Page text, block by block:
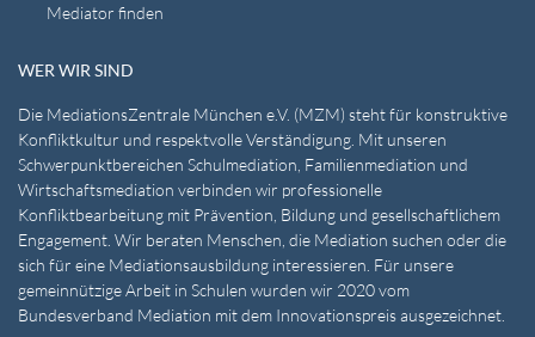
Mediator finden
WER WIR SIND
Die MediationsZentrale München e.V. (MZM) steht für konstruktive
Konfliktkultur und respektvolle Verständigung. Mit unseren
Schwerpunktbereichen Schulmediation, Familienmediation und
Wirtschaftsmediation verbinden wir professionelle
Konfliktbearbeitung mit Prävention, Bildung und gesellschaftlichem
Engagement. Wir beraten Menschen, die Mediation suchen oder die
sich für eine Mediationsausbildung interessieren. Für unsere
gemeinnützige Arbeit in Schulen wurden wir 2020 vom
Bundesverband Mediation mit dem Innovationspreis ausgezeichnet.